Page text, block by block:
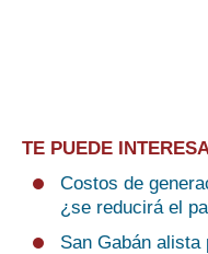
TE PUEDE
Costos de
¿se reducirá el
San Gabán